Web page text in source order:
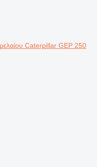
Caterpillar GEP 250